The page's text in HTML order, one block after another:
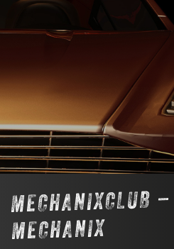
MECHANIXCLUB
MECHANIX